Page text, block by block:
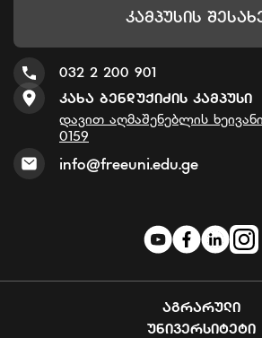
Კამპუსის
032 2 200 901
Კახა Ბენდუქიძის Კამპუსი
დავით აღმაშენებლის
0159
info@freeuni.edu.ge
ᲐᲒᲠᲐᲠᲣᲚᲘ
ᲣᲜᲘᲕᲔᲠᲡᲘᲢᲔᲢᲘ